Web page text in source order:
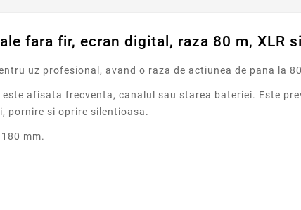
fara fir, ecran digital, raza 80 m, XLR
uz profesional, avand o raza de actiunea de pana la
afisata frecventa, canalul sau starea bateriei. Este
pornire si oprire silentioasa.
mm.